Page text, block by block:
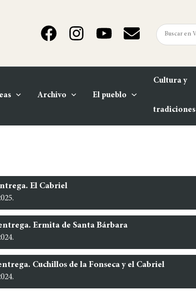
Archivo El pueblo
Cultura y
tradiciones
El Cabriel
Ermita de Santa Bárbara
Cuchillos de la Fonseca y el Cabriel